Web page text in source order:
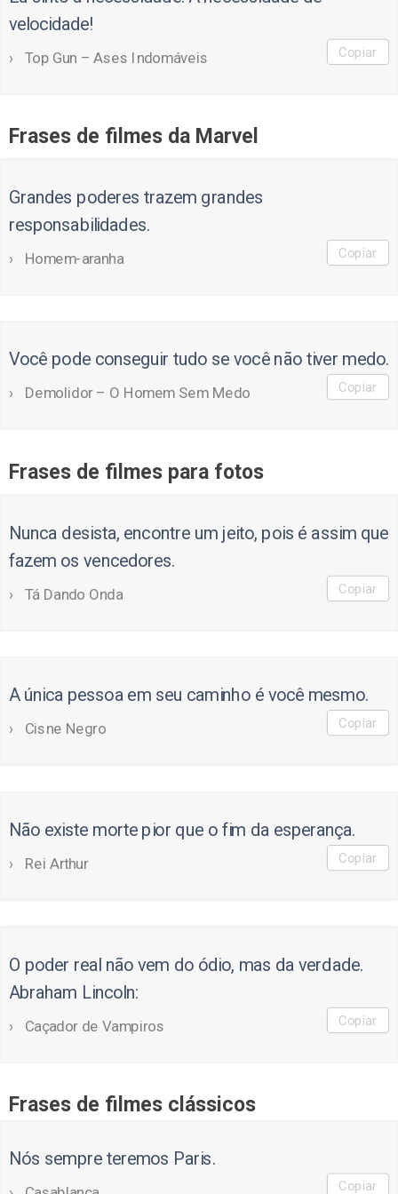
velocidade!
Top Gun – Ases Indomáveis Copiar
Frases de filmes da Marvel
Grandes poderes trazem grandes
responsabilidades.
Homem-aranha Copiar
Você pode conseguir tudo se você não tiver medo.
Demolidor – O Homem Sem Medo Copiar
Frases de filmes para fotos
Nunca desista, encontre um jeito, pois é assim que
fazem os vencedores.
Tá Dando Onda Copiar
A única pessoa em seu caminho é você mesmo.
Cisne Negro Copiar
Não existe morte pior que o fim da esperança.
Rei Arthur Copiar
O poder real não vem do ódio, mas da verdade.
Abraham Lincoln:
Caçador de Vampiros Copiar
Frases de filmes clássicos
Nós sempre teremos Paris.
Copiar